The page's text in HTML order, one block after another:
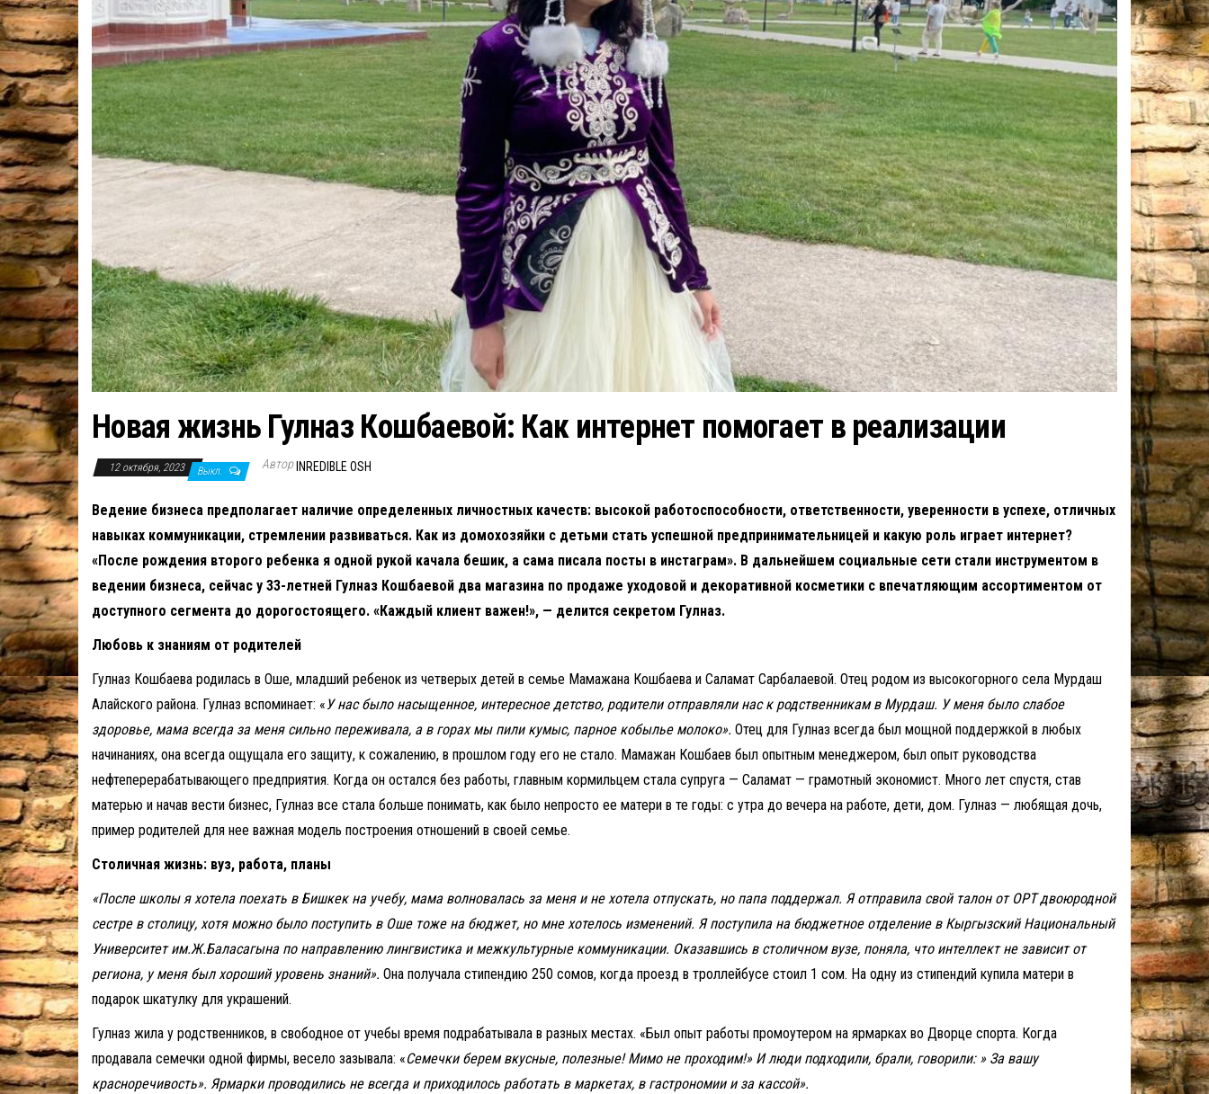
Новая жизнь Гулназ Кошбаевой: Как интернет помогает в реализации
12 октября, 2023 Выкл. Автор INREDIBLE OSH
Ведение бизнеса предполагает наличие определенных личностных качеств: высокой работоспособности, ответственности, уверенности в успехе, отличных
навыках коммуникации, стремлении развиваться. Как из домохозяйки с детьми стать успешной предпринимательницей и какую роль играет интернет?
«После рождения второго ребенка я одной рукой качала бешик, а сама писала посты в инстаграм». В дальнейшем социальные сети стали инструментом в
ведении бизнеса, сейчас у 33-летней Гулназ Кошбаевой два магазина по продаже уходовой и декоративной косметики с впечатляющим ассортиментом от
доступного сегмента до дорогостоящего. «Каждый клиент важен!», — делится секретом Гулназ.
Любовь к знаниям от родителей
Гулназ Кошбаева родилась в Оше, младший ребенок из четверых детей в семье Мамажана Кошбаева и Саламат Сарбалаевой. Отец родом из высокогорного села Мурдаш
Алайского района. Гулназ вспоминает: « У нас было насыщенное, интересное детство, родители отправляли нас к родственникам в Мурдаш. У меня было слабое
здоровье, мама всегда за меня сильно переживала, а в горах мы пили кумыс, парное кобылье молоко». Отец для Гулназ всегда был мощной поддержкой в любых
начинаниях, она всегда ощущала его защиту, к сожалению, в прошлом году его не стало. Мамажан Кошбаев был опытным менеджером, был опыт руководства
нефтеперерабатывающего предприятия. Когда он остался без работы, главным кормильцем стала супруга — Саламат — грамотный экономист. Много лет спустя, став
матерью и начав вести бизнес, Гулназ все стала больше понимать, как было непросто ее матери в те годы: с утра до вечера на работе, дети, дом. Гулназ — любящая дочь,
пример родителей для нее важная модель построения отношений в своей семье.
Столичная жизнь: вуз, работа, планы
«После школы я хотела поехать в Бишкек на учебу, мама волновалась за меня и не хотела отпускать, но папа поддержал. Я отправила свой талон от ОРТ двоюродной
сестре в столицу, хотя можно было поступить в Оше тоже на бюджет, но мне хотелось изменений. Я поступила на бюджетное отделение в Кыргызский Национальный
Университет им.Ж.Баласагына по направлению лингвистика и межкультурные коммуникации. Оказавшись в столичном вузе, поняла, что интеллект не зависит от
региона, у меня был хороший уровень знаний». Она получала стипендию 250 сомов, когда проезд в троллейбусе стоил 1 сом. На одну из стипендий купила матери в
подарок шкатулку для украшений.
Гулназ жила у родственников, в свободное от учебы время подрабатывала в разных местах. «Был опыт работы промоутером на ярмарках во Дворце спорта. Когда
продавала семечки одной фирмы, весело зазывала: «Семечки берем вкусные, полезные! Мимо не проходим!» И люди подходили, брали, говорили: » За вашу
красноречивость». Ярмарки проводились не всегда и приходилось работать в маркетах, в гастрономии и за кассой».